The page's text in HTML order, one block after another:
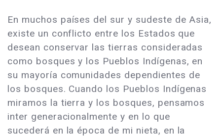
En muchos países del sur y sudeste de Asia,
existe un conflicto entre los Estados que
desean conservar las tierras consideradas
como bosques y los Pueblos Indígenas, en
su mayoría comunidades dependientes de
los bosques. Cuando los Pueblos Indígenas
miramos la tierra y los bosques, pensamos
inter generacionalmente y en lo que
sucederá en la época de mi nieta, en la